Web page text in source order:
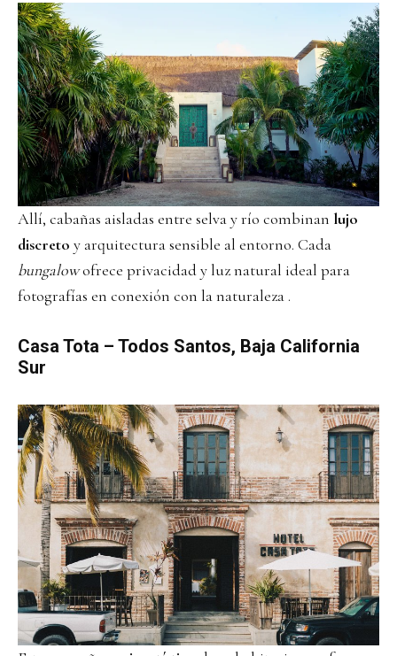
Allí, cabañas aisladas entre selva y río combinan lujo
discreto y arquitectura sensible al entorno. Cada
bungalowofrece privacidad y luz natural ideal para
fotografías en conexión con la naturaleza .
Casa Tota – Todos Santos, Baja California
Sur